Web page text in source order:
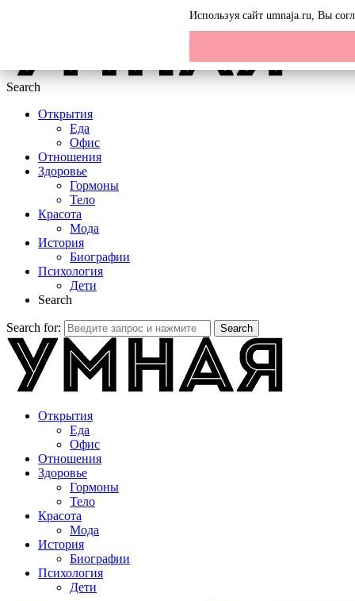
Search
Открытия
Еда
Офис
Отношения
Здоровье
Гормоны
Тело
Красота
Мода
История
Биографии
Психология
Дети
Search
Search for: Search
Открытия
Еда
Офис
Отношения
Здоровье
Гормоны
Тело
Красота
Мода
История
Биографии
Психология
Дети
Используя сайт umnaja.ru, Вы